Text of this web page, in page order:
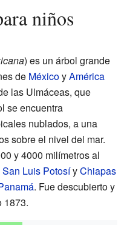
niños
) es un árbol grande
de MéxicoyAmérica
las Ulmáceas, que
se encuentra
nublados, a una
sobre el nivel del mar.
y 4000 milímetros al
San Luis PotosíyChiapas
. Fue descubierto y
1873.